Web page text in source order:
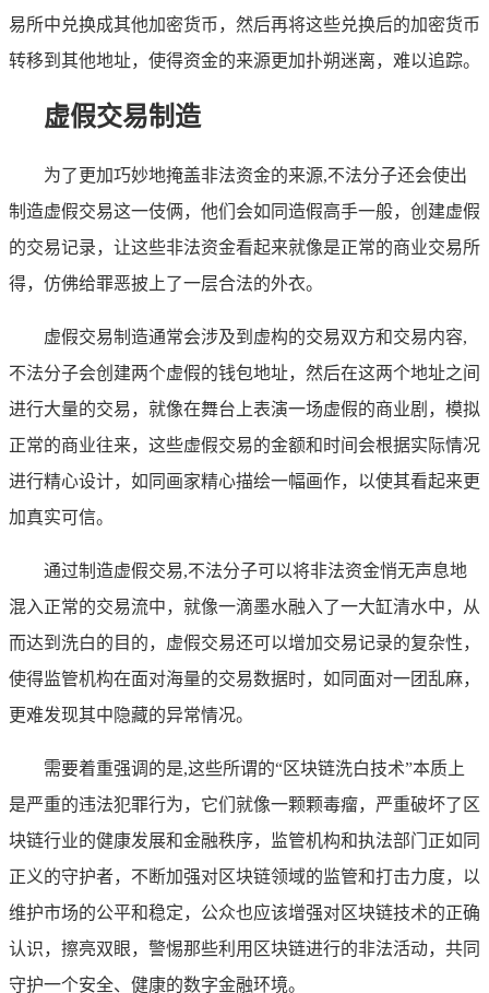
易所中兑换成其他加密货币，然后再将这些兑换后的加密货币
转移到其他地址，使得资金的来源更加扑朔迷离，难以追踪。
虚假交易制造
为了更加巧妙地掩盖非法资金的来源,不法分子还会使出
制造虚假交易这一伎俩，他们会如同造假高手一般，创建虚假
的交易记录，让这些非法资金看起来就像是正常的商业交易所
得，仿佛给罪恶披上了一层合法的外衣。
虚假交易制造通常会涉及到虚构的交易双方和交易内容,
不法分子会创建两个虚假的钱包地址，然后在这两个地址之间
进行大量的交易，就像在舞台上表演一场虚假的商业剧，模拟
正常的商业往来，这些虚假交易的金额和时间会根据实际情况
进行精心设计，如同画家精心描绘一幅画作，以使其看起来更
加真实可信。
通过制造虚假交易,不法分子可以将非法资金悄无声息地
混入正常的交易流中，就像一滴墨水融入了一大缸清水中，从
而达到洗白的目的，虚假交易还可以增加交易记录的复杂性，
使得监管机构在面对海量的交易数据时，如同面对一团乱麻，
更难发现其中隐藏的异常情况。
需要着重强调的是,这些所谓的“区块链洗白技术”本质上
是严重的违法犯罪行为，它们就像一颗颗毒瘤，严重破坏了区
块链行业的健康发展和金融秩序，监管机构和执法部门正如同
正义的守护者，不断加强对区块链领域的监管和打击力度，以
维护市场的公平和稳定，公众也应该增强对区块链技术的正确
认识，擦亮双眼，警惕那些利用区块链进行的非法活动，共同
守护一个安全、健康的数字金融环境。